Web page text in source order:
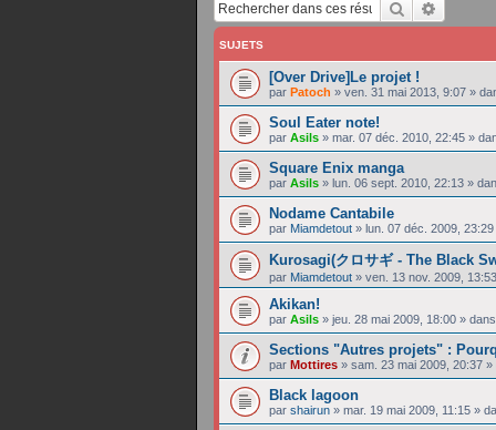
Rechercher
SUJETS
[Over Drive]Le projet !
par Patoch » ven. 31 mai 2013, 9:07 »
Soul Eater note!
par Asils » mar. 07 déc. 2010, 22:45 »
Square Enix manga
par Asils » lun. 06 sept. 2010, 22:13 »
Nodame Cantabile
par Miamdetout » lun. 07 déc. 2009, 23:29
Kurosagi(クロサギ - The Black
par Miamdetout » ven. 13 nov. 2009, 13:53
Akikan!
par Asils » jeu. 28 mai 2009, 18:00 » dans
Sections "Autres projets" :
par Mottires » sam. 23 mai 2009, 20:37 »
Black lagoon
par shairun » mar. 19 mai 2009, 11:15 »